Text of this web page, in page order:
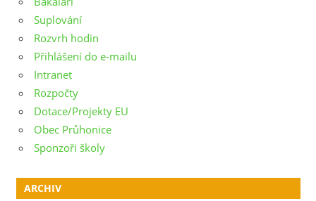
Suplování
Rozvrh hodin
Přihlášení do e-mailu
Intranet
Rozpočty
Dotace/Projekty EU
Obec Průhonice
Sponzoři školy
ARCHIV